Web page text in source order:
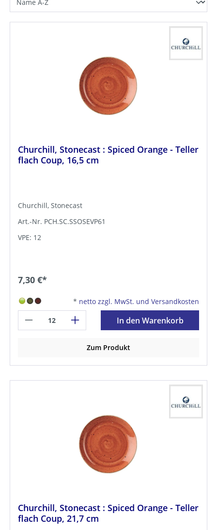
Churchill, Stonecast : Spiced Orange - Teller
flach Coup, 16,5 cm
Churchill, Stonecast
Art.-Nr. PCH.SC.SSOSEVP61
VPE: 12
7,30 €*
* netto zzgl. MwSt. und Versandkosten
In den Warenkorb
Zum Produkt
Churchill, Stonecast : Spiced Orange - Teller
flach Coup, 21,7 cm